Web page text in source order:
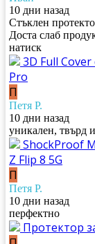
10 дни назад
Стъклен
Доста слаб
натиск
3D Full
Pro
П
Петя Р.
10 дни назад
уникален, твърд
ShockProof
Z Flip 8 5G
П
Петя Р.
10 дни назад
перфектно
Протектор